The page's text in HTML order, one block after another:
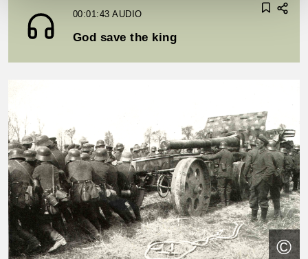
00:01:43AUDIO
God save the king
©